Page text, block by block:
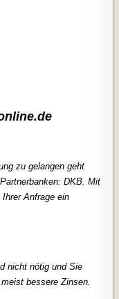
zu gelangen geht
DKB. Mit
Anfrage ein
nicht nötig und Sie
bessere Zinsen.